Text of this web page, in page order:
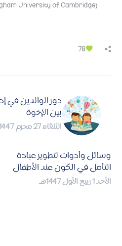
University of Cambridge).
78
دور الوالدين في
بين الإخوة
الثلاثاء 27 محرم 1447هـ
وسائل وأدوات لتطوير عبادة
التأمل في الكون عند الأطفال
الأحد 1 ربيع الأول 1447هـ